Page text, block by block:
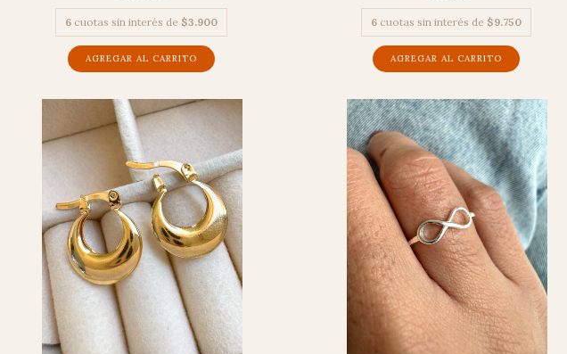
6 cuotas sin interés de $3.900 6 cuotas sin interés de $9.750